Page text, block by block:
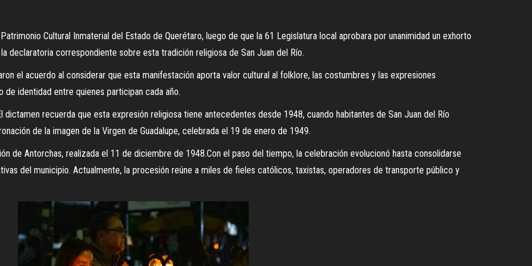
Cultural Inmaterial del Estado de Querétaro, luego de que la 61 Legislatura local aprobara por unanimidad un exhorto
declaratoria correspondiente sobre esta tradición religiosa de San Juan del Río.
el acuerdo al considerar que esta manifestación aporta valor cultural al folklore, las costumbres y las expresiones
identidad entre quienes participan cada año.
dictamen recuerda que esta expresión religiosa tiene antecedentes desde 1948, cuando habitantes de San Juan del Río
de la imagen de la Virgen de Guadalupe, celebrada el 19 de enero de 1949.
de Antorchas, realizada el 11 de diciembre de 1948.Con el paso del tiempo, la celebración evolucionó hasta consolidarse
del municipio. Actualmente, la procesión reúne a miles de fieles católicos, taxistas, operadores de transporte público y